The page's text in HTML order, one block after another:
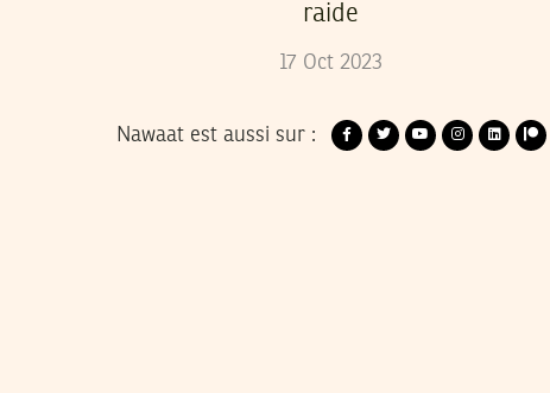
raide
17 Oct 2023
Nawaat est aussi sur :